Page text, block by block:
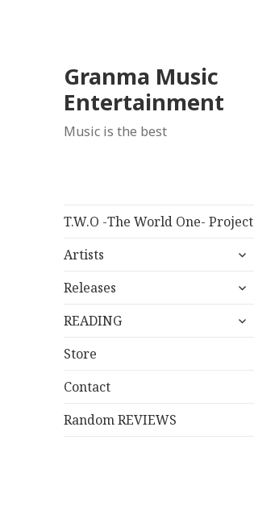
Granma Music
Entertainment
Music is the best
T.W.O -The World One- Project
Artists
サ
メ
ュ
Releases
サ
メ
READING
サ
Store
Contact
Random REVIEWS